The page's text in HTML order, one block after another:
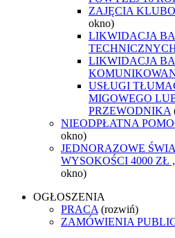
ZAJĘCIA
okno)
LIKWIDACJA
LIKWIDACJA
USŁUGI
MIGOWEGO
PRZEWODNIKA
NIEODPŁATNA
okno)
JEDNORAZOWE
WYSOKOŚCI 4000 ZŁ
okno)
OGŁOSZENIA
PRACA (rozwiń)
ZAMÓWIENIA